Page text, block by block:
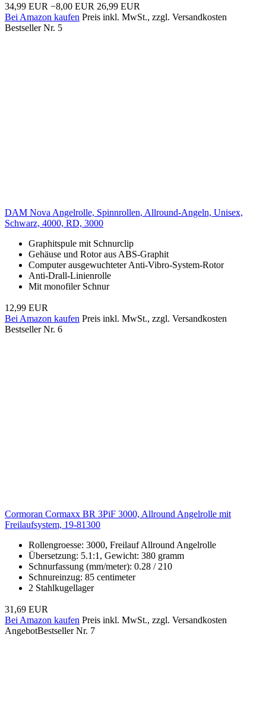
34,99 EUR −8,00 EUR 26,99 EUR
Bei Amazon kaufen Preis inkl. MwSt., zzgl. Versandkosten
Bestseller Nr. 5
DAM Nova Angelrolle, Spinnrollen, Allround-Angeln, Unisex,
Schwarz, 4000, RD, 3000
Graphitspule mit Schnurclip
Gehäuse und Rotor aus ABS-Graphit
Computer ausgewuchteter Anti-Vibro-System-Rotor
Anti-Drall-Linienrolle
Mit monofiler Schnur
12,99 EUR
Bei Amazon kaufen Preis inkl. MwSt., zzgl. Versandkosten
Bestseller Nr. 6
Cormoran Cormaxx BR 3PiF 3000, Allround Angelrolle mit
Freilaufsystem, 19-81300
Rollengroesse: 3000, Freilauf Allround Angelrolle
Übersetzung: 5.1:1, Gewicht: 380 gramm
Schnurfassung (mm/meter): 0.28 / 210
Schnureinzug: 85 centimeter
2 Stahlkugellager
31,69 EUR
Bei Amazon kaufen Preis inkl. MwSt., zzgl. Versandkosten
AngebotBestseller Nr. 7